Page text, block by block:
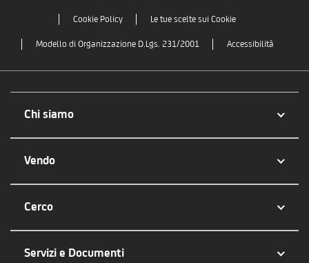
Cookie Policy Le tue scelte sui Cookie
Modello di Organizzazione D.Lgs. 231/2001 Accessibilità
Chi siamo
Vendo
Cerco
Servizi e Documenti